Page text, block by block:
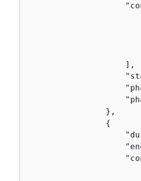
                    ],
                },
{